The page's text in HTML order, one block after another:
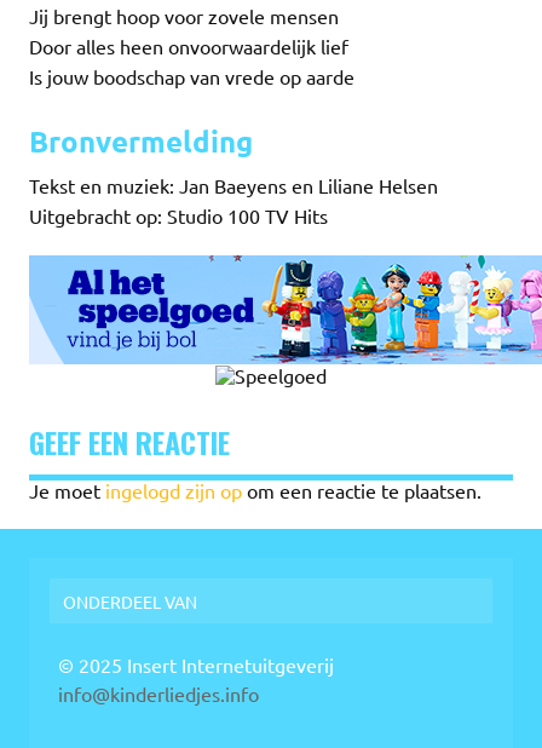
Jij brengt hoop voor zovele mensen
Door alles heen onvoorwaardelijk lief
Is jouw boodschap van vrede op aarde
Bronvermelding
Tekst en muziek: Jan Baeyens en Liliane Helsen
Uitgebracht op: Studio 100 TV Hits
GEEF EEN REACTIE
Je moet ingelogd zijn op om een reactie te plaatsen.
ONDERDEEL VAN
© 2025 Insert Internetuitgeverij
info@kinderliedjes.info